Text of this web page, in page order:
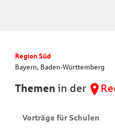
Region Süd
Bayern, Baden-Württemberg
Themen in der
Vorträge für Schulen